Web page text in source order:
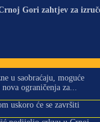
Gori zahtjev za
u saobraćaju, moguće
ograničenja za...
uskoro će se završiti